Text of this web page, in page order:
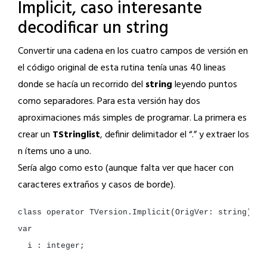
Implicit, caso interesante
decodificar un string
Convertir una cadena en los cuatro campos de versión en
el código original de esta rutina tenía unas 40 lineas
donde se hacía un recorrido del stringleyendo puntos
como separadores. Para esta versión hay dos
aproximaciones más simples de programar. La primera es
crear un TStringlist, definir delimitador el “.” y extraer los
n ítems uno a uno.
Sería algo como esto (aunque falta ver que hacer con
caracteres extraños y casos de borde).
class operator TVersion.Implicit(OrigVer: string ):
i
: